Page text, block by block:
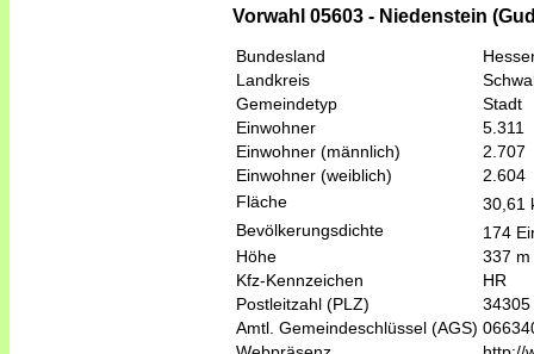
Vorwahl 05603 - Niedenstein
Bundesland
Landkreis
Gemeindetyp
Stadt
Einwohner
5.311
Einwohner (männlich)
2.707
Einwohner (weiblich)
2.604
Fläche
30,61
Bevölkerungsdichte
174
Höhe
337 m
Kfz-Kennzeichen
HR
Postleitzahl (PLZ)
34305
Amtl. Gemeindeschlüssel (AGS)